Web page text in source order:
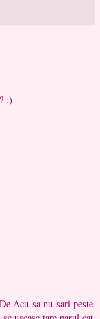
:)
Acu sa nu sari peste